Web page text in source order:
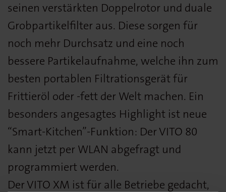
seinen verstärkten Doppelrotor und duale
Grobpartikelfilter aus. Diese sorgen für
noch mehr Durchsatz und eine noch
bessere Partikelaufnahme, welche ihn zum
besten portablen Filtrationsgerät für
Frittieröl oder -fett der Welt machen. Ein
besonders angesagtes Highlight ist neue
“Smart-Kitchen”-Funktion: Der VITO 80
kann jetzt per WLAN abgefragt und
programmiert werden.
Der VITO XM ist für alle Betriebe gedacht,